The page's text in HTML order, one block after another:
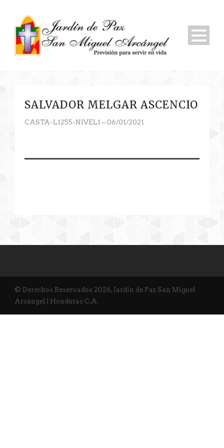
SALVADOR MELGAR ASCENCIO
CASTA-L1255-NIVEL1 – 06/01/2021
© Derechos Reservados 2026, Jardín de Paz San Miguel
Arcángel | Honduras C.A.